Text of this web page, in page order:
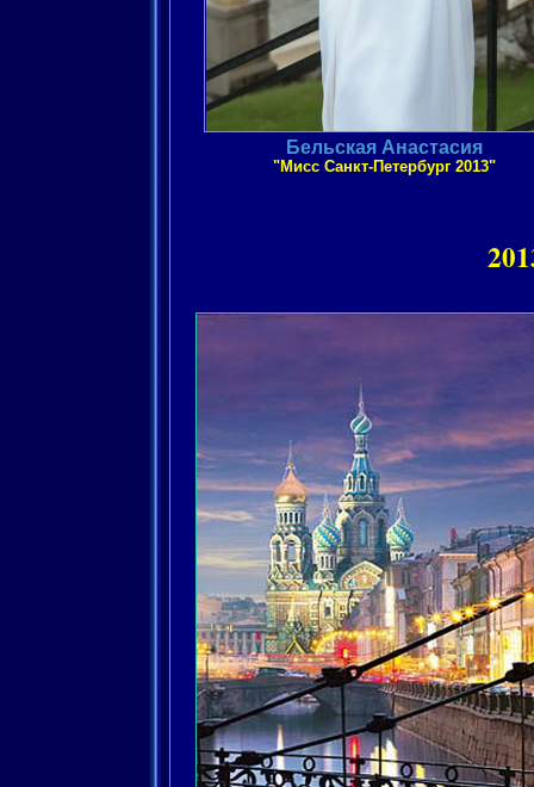
Бельская Анастасия
"Мисс Санкт-Петербург 2013"